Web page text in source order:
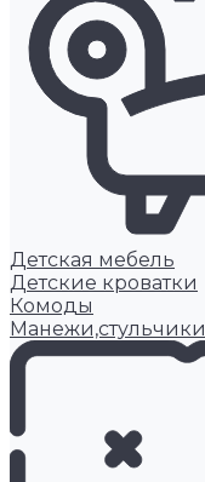
Детская мебель
Детские кроватки
Комоды
Манежи,стульчики